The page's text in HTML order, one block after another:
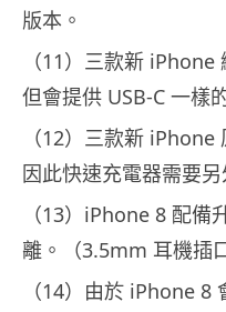
版本。
（11）三款新
但會提供 USB-C 一樣
（12）三款新 iPhone
因此快速充電器需要另
（13）iPhone 8 配備
離。（3.5mm 耳機插
（14）由於 iPhone